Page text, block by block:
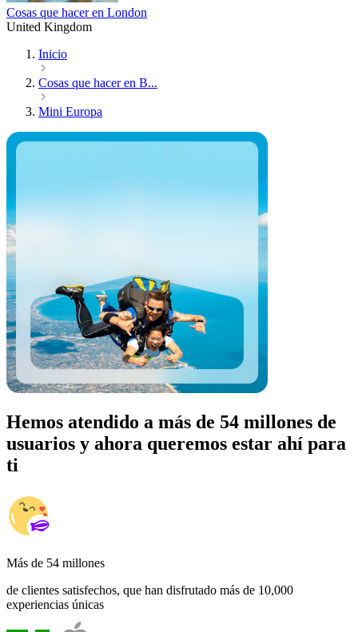
Cosas que hacer en London
United Kingdom
Inicio
Cosas que hacer en B...
Mini Europa
Hemos atendido a más de 54 millones de
usuarios y ahora queremos estar ahí para
ti
Más de 54 millones
de clientes satisfechos, que han disfrutado más de 10,000
experiencias únicas